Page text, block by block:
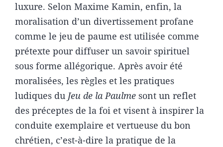
luxure. Selon Maxime Kamin, enfin, la
moralisation d’un divertissement profane
comme le jeu de paume est utilisée comme
prétexte pour diffuser un savoir spirituel
sous forme allégorique. Après avoir été
moralisées, les règles et les pratiques
ludiques du Jeu de la Paulme sont un reflet
des préceptes de la foi et visent à inspirer la
conduite exemplaire et vertueuse du bon
chrétien, c’est-à-dire la pratique de la